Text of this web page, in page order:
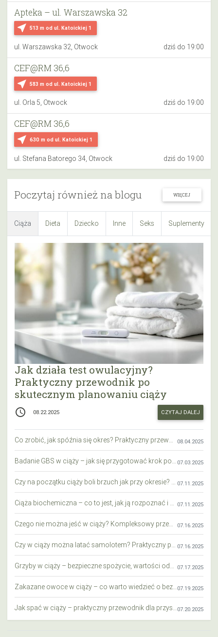
near_me 513 m od ul. Katoickiej 1
Apteka – ul. Warszawska 32
ul. Warszawska 32, Otwock dziś do 19:00
near_me 583 m od ul. Katoickiej 1
CEF@RM 36,6
ul. Orla 5, Otwock dziś do 19:00
near_me 630 m od ul. Katoickiej 1
CEF@RM 36,6
ul. Stefana Batorego 34, Otwock dziś do 19:00
Poczytaj również na blogu WIĘCEJ
Ciąża Dieta Dziecko Inne Seks Suplementy
Jak działa test owulacyjny?
Praktyczny przewodnik po
skutecznym planowaniu ciąży
access_time 08.22.2025 CZYTAJ DALEJ
08.04.2025
07.03.2025
07.11.2025
07.11.2025
07.16.2025
07.16.2025
07.17.2025
07.19.2025
07.20.2025